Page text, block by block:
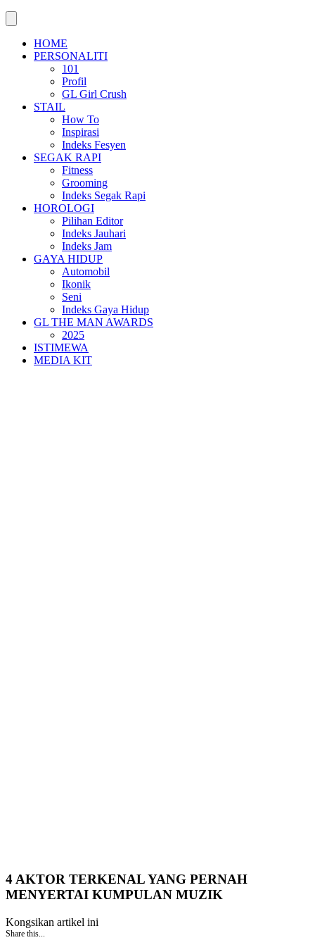
HOME
PERSONALITI
101
Profil
GL Girl Crush
STAIL
How To
Inspirasi
Indeks Fesyen
SEGAK RAPI
Fitness
Grooming
Indeks Segak Rapi
HOROLOGI
Pilihan Editor
Indeks Jauhari
Indeks Jam
GAYA HIDUP
Automobil
Ikonik
Seni
Indeks Gaya Hidup
GL THE MAN AWARDS
2025
ISTIMEWA
MEDIA KIT
4 AKTOR TERKENAL YANG PERNAH
MENYERTAI KUMPULAN MUZIK
Kongsikan artikel ini
Share this...